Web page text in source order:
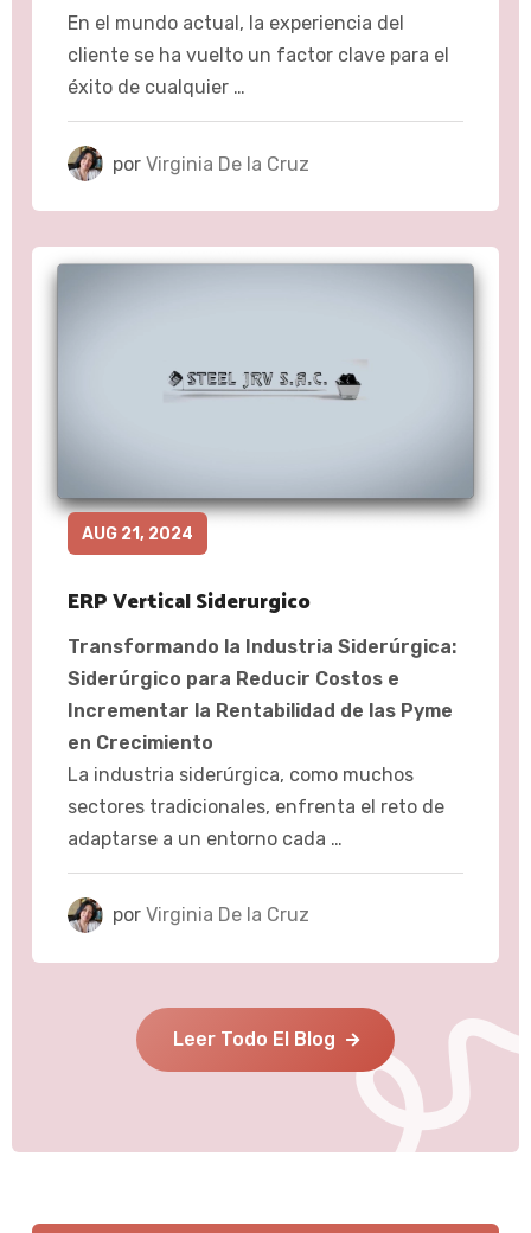
En el mundo actual, la experiencia del
cliente se ha vuelto un factor clave para el
éxito de cualquier …
por Virginia De la Cruz
AUG 21, 2024
ERP Vertical Siderurgico
Transformando la Industria Siderúrgica:
Siderúrgico para Reducir Costos e
Incrementar la Rentabilidad de las Pyme
en Crecimiento
La industria siderúrgica, como muchos
sectores tradicionales, enfrenta el reto de
adaptarse a un entorno cada …
por Virginia De la Cruz
Leer Todo El Blog